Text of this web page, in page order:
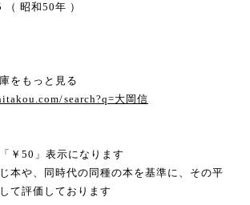
（ 昭和50年 ）
をもっと見る
search?q=大岡信
￥50」表示になります
本や、同時代の同種の本を基準に、その平
て評価しております